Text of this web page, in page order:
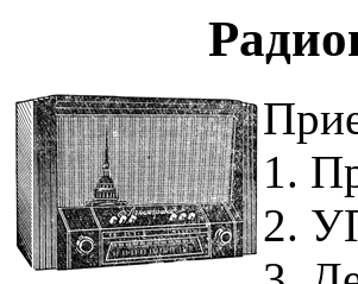
1.
2.